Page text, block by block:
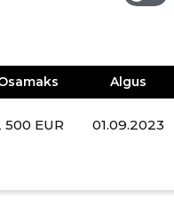
Algus
500 EUR 01.09.2023